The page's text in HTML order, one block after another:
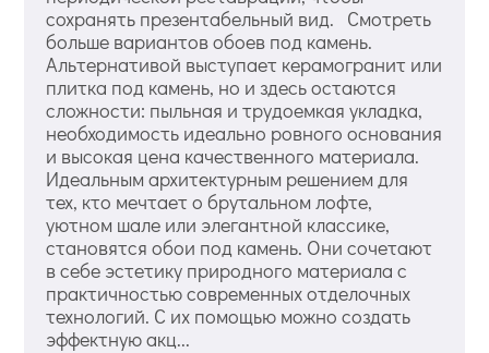
сохранять презентабельный вид. Смотреть
больше вариантов обоев под камень.
Альтернативой выступает керамогранит или
плитка под камень, но и здесь остаются
сложности: пыльная и трудоемкая укладка,
необходимость идеально ровного основания
и высокая цена качественного материала.
Идеальным архитектурным решением для
тех, кто мечтает о брутальном лофте,
уютном шале или элегантной классике,
становятся обои под камень. Они сочетают
в себе эстетику природного материала с
практичностью современных отделочных
технологий. С их помощью можно создать
эффектную акц...